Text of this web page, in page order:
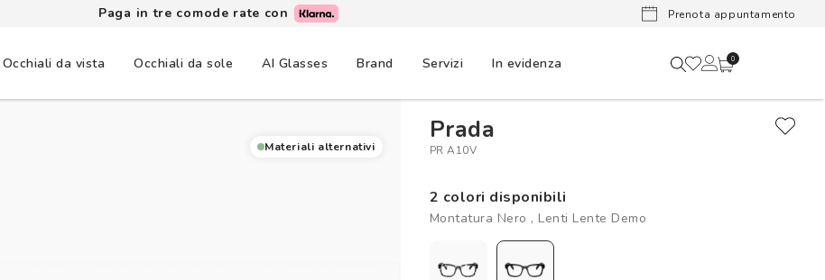
Paga in tre comode rate con Lenti a
Prenota appuntamento
Occhiali da vista Occhiali da sole AI Glasses Brand Servizi In evidenza 0
Materiali alternativi
Prada
PR A10V
2 colori disponibili
Montatura Nero , Lenti Lente Demo